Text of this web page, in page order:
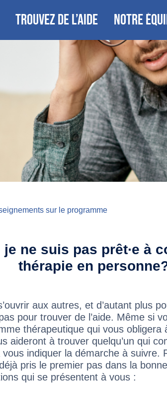
TROUVEZ DE L’AIDE NOTRE
sur le programme
ne suis pas prêt∙e à
thérapie en
aux autres, et d’autant plus
pour trouver de l’aide. Même si
thérapeutique qui vous obligera
aideront à trouver quelqu’un qui
indiquer la démarche à suivre.
pris le premier pas dans la
qui se présentent à vous :